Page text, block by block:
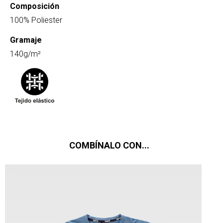
Composición
100% Poliester
Gramaje
140g/m²
COMBÍNALO CON...